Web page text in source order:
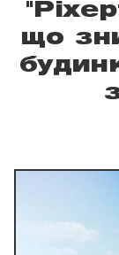
що